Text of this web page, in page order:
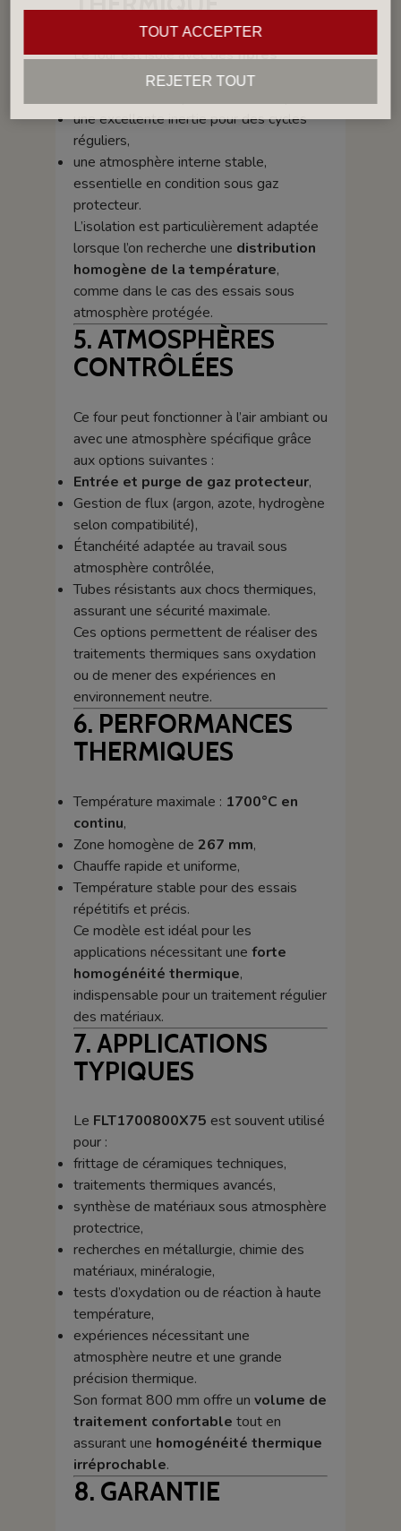
Le four est isolé avec desfibres
céramiques en nappe, offrant :
une excellente inertie pour des cycles
réguliers,
une atmosphère interne stable,
essentielle en condition sous gaz
protecteur.
L’isolation est particulièrement adaptée
lorsque l’on recherche une distribution
homogène de la température,
comme dans le cas des essais sous
atmosphère protégée.
5. ATMOSPHÈRES
CONTRÔLÉES
Ce four peut fonctionner à l’air ambiant ou
avec une atmosphère spécifique grâce
aux options suivantes :
Entrée et purge de gaz protecteur,
Gestion de flux (argon, azote, hydrogène
selon compatibilité),
Étanchéité adaptée au travail sous
atmosphère contrôlée,
Tubes résistants aux chocs thermiques,
assurant une sécurité maximale.
Ces options permettent de réaliser des
traitements thermiques sans oxydation
ou de mener des expériences en
environnement neutre.
6. PERFORMANCES
THERMIQUES
Température maximale : 1700°C en
continu,
Zone homogène de 267 mm,
Chauffe rapide et uniforme,
Température stable pour des essais
répétitifs et précis.
Ce modèle est idéal pour les
applications nécessitant une forte
homogénéité thermique,
indispensable pour un traitement régulier
des matériaux.
7. APPLICATIONS
TYPIQUES
Le FLT1700800X75 est souvent utilisé
pour :
frittage de céramiques techniques,
traitements thermiques avancés,
synthèse de matériaux sous atmosphère
protectrice,
recherches en métallurgie, chimie des
matériaux, minéralogie,
tests d’oxydation ou de réaction à haute
température,
expériences nécessitant une
atmosphère neutre et une grande
précision thermique.
Son format 800 mm offre un volume de
traitement confortable tout en
assurant une homogénéité thermique
irréprochable.
8. GARANTIE
REJETER TOUT
TOUT ACCEPTER